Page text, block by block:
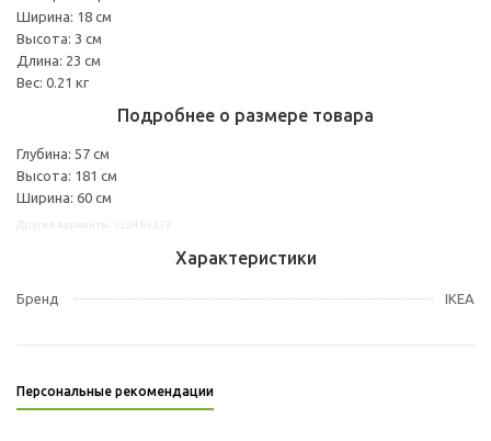
Ширина: 18 см
Высота: 3 см
Длина: 23 см
Вес: 0.21 кг
Подробнее о размере товара
Глубина: 57 см
Высота: 181 см
Ширина: 60 см
Характеристики
Бренд IKEA
Персональные рекомендации